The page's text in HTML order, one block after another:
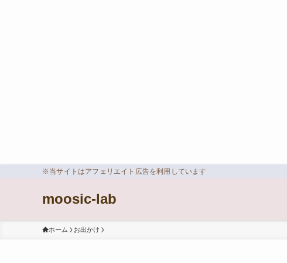
※当サイトはアフェリエイト広告を利用しています
moosic-lab
ホーム お出かけ